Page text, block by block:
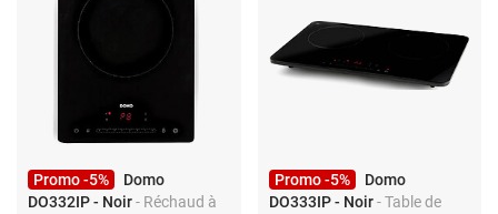
Promo -5%
Domo
DO332IP - Noir- Réchaud à
Promo -5%
Domo
DO333IP - Noir - Table de